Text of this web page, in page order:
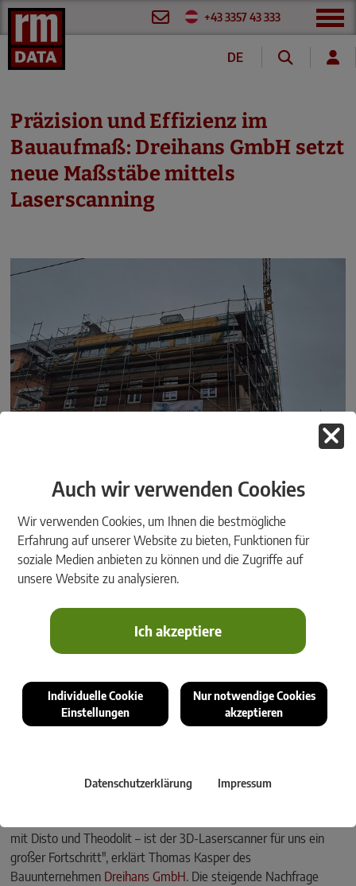
Auch wir verwenden Cookies
Wir verwenden Cookies, um Ihnen die bestmögliche
Erfahrung auf unserer Website zu bieten, Funktionen für
soziale Medien anbieten zu können und die Zugriffe auf
unsere Website zu analysieren.
Ich akzeptiere
Individuelle Cookie
Einstellungen
Nur notwendige Cookies
akzeptieren
Datenschutzerklärung Impressum
+43 3357 43 333
DE
Präzision und Effizienz im
Bauaufmaß: Dreihans GmbH setzt
neue Maßstäbe mittels
Laserscanning
mit Disto und Theodolit – ist der 3D-Laserscanner für uns ein
großer Fortschritt", erklärt Thomas Kasper des
Bauunternehmen Dreihans GmbH. Die steigende Nachfrage